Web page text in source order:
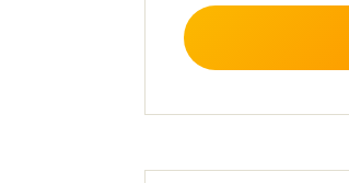
また、なぜ営業を
い。たとえば「数